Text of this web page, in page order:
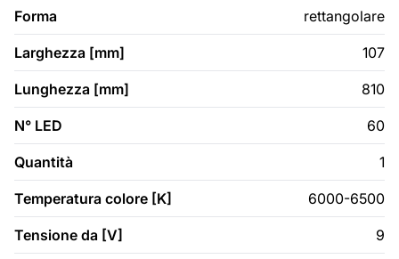
Forma rettangolare
Larghezza [mm] 107
Lunghezza [mm] 810
N° LED 60
Quantità 1
Temperatura colore [K] 6000-6500
Tensione da [V] 9